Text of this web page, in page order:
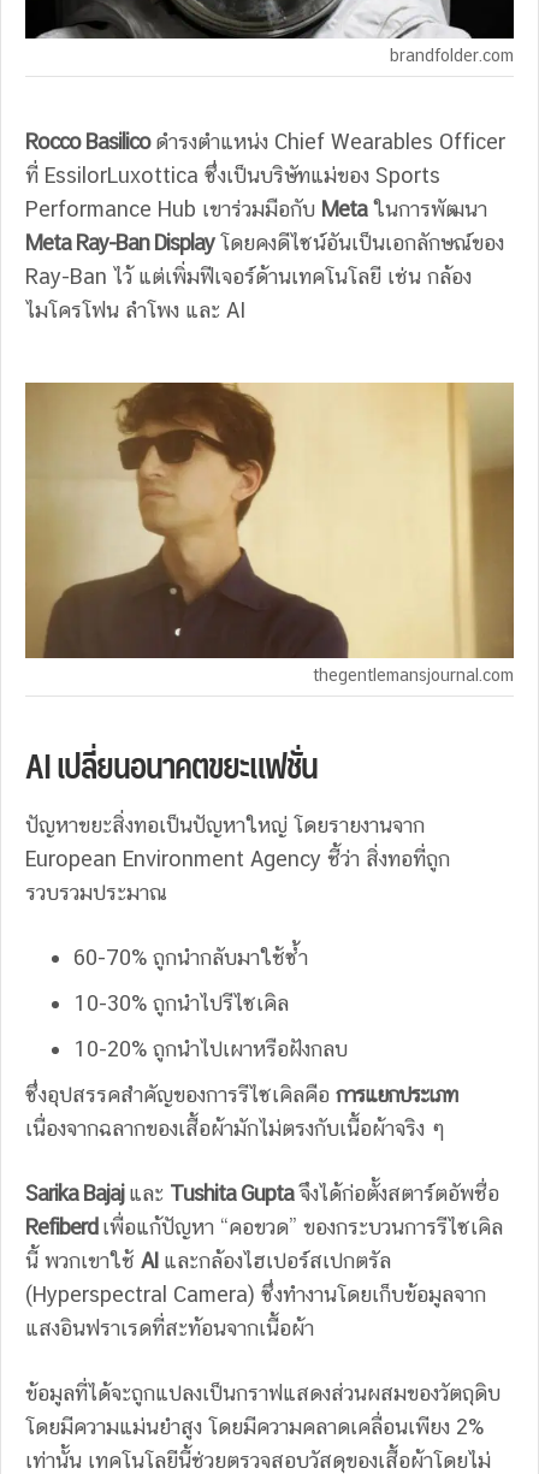
brandfolder.com
Rocco Basilicoดำรงตำแหน่ง Chief Wearables Officer
ที่ EssilorLuxottica ซึ่งเป็นบริษัทแม่ของ Sports
Performance Hub เขาร่วมมือกับ Metaในการพัฒนา
Meta Ray-Ban Displayโดยคงดีไซน์อันเป็นเอกลักษณ์ของ
Ray-Ban ไว้ แต่เพิ่มฟีเจอร์ด้านเทคโนโลยี เช่น กล้อง
ไมโครโฟน ลำโพง และ AI
thegentlemansjournal.com
AI เปลี่ยนอนาคตขยะแฟชั่น
ปัญหาขยะสิ่งทอเป็นปัญหาใหญ่ โดยรายงานจาก
European Environment Agency ชี้ว่า สิ่งทอที่ถูก
รวบรวมประมาณ
60-70% ถูกนำกลับมาใช้ซ้ำ
10-30% ถูกนำไปรีไซเคิล
10-20% ถูกนำไปเผาหรือฝังกลบ
ซึ่งอุปสรรคสำคัญของการรีไซเคิลคือ การแยกประเภท
เนื่องจากฉลากของเสื้อผ้ามักไม่ตรงกับเนื้อผ้าจริง ๆ
Sarika Bajajและ Tushita Guptaจึงได้ก่อตั้งสตาร์ตอัพชื่อ
Refiberdเพื่อแก้ปัญหา “คอขวด” ของกระบวนการรีไซเคิล
นี้ พวกเขาใช้ AIและกล้องไฮเปอร์สเปกตรัล
(Hyperspectral Camera) ซึ่งทำงานโดยเก็บข้อมูลจาก
แสงอินฟราเรดที่สะท้อนจากเนื้อผ้า
ข้อมูลที่ได้จะถูกแปลงเป็นกราฟแสดงส่วนผสมของวัตถุดิบ
โดยมีความแม่นยำสูง โดยมีความคลาดเคลื่อนเพียง 2%
เท่านั้น เทคโนโลยีนี้ช่วยตรวจสอบวัสดุของเสื้อผ้าโดยไม่